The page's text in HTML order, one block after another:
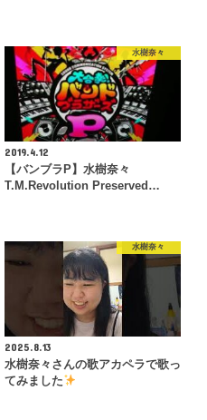
水樹奈々
2019.4.12
【バンブラP】水樹奈々
T.M.Revolution Preserved…
水樹奈々
2025.8.13
水樹奈々さんの歌アカペラで歌っ
てみました